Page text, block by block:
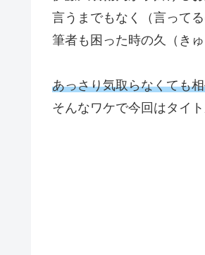
言うまでもなく（言ってる
筆者も困った時の久（き
あっさり気取らなくても
そんなワケで今回はタイ